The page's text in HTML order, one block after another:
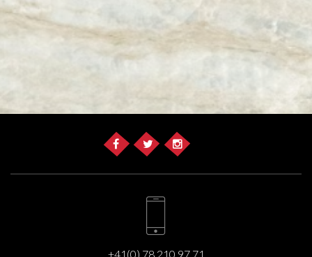
+41(0) 78 210 97 71